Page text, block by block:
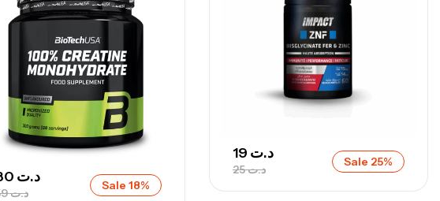
د.ت159
د.ت Sale 18%
د.ت25
د.ت Sale 25%